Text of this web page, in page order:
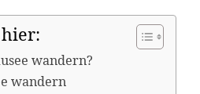
wandern?
wandern